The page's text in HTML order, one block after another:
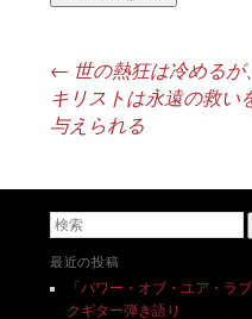
投稿ナビゲーショ
← 世の熱狂は冷めるが、
キリストは永遠の救い
与えられる
検索
最近の投稿
「パワー・オブ・ユア・ラ
クギター弾き語り